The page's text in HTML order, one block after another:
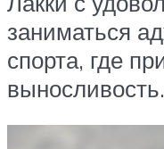
заниматься
спорта, где
выносливость.